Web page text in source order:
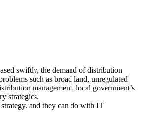
swiftly, the demand of distribution
such as broad land, unregulated
management, local government’s
strategics.
and they can do with IT